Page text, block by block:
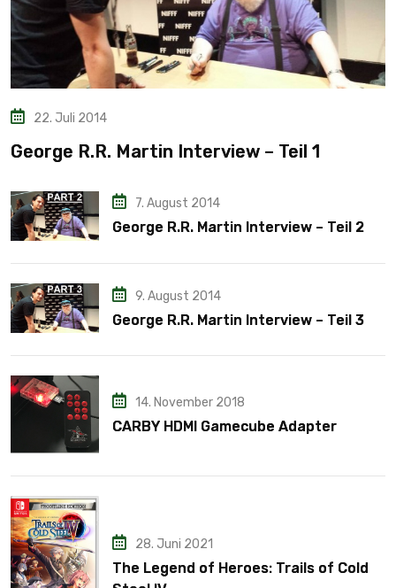
22. Juli 2014
George R.R. Martin Interview – Teil 1
7. August 2014
George R.R. Martin Interview – Teil 2
9. August 2014
George R.R. Martin Interview – Teil 3
14. November 2018
CARBY HDMI Gamecube Adapter
28. Juni 2021
The Legend of Heroes: Trails of Cold